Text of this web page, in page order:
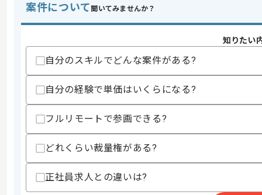
開発ツール
この案件のポイント
担当領域/システ
基幹業務システム
特徴 急募
スキル
求めるスキル
・HTML 、CSS 、 JavaScriptを用いた
・詳細設計からリリース、保守までを担
・セマンティックコーディングに則った
案件について 聞いてみませんか？
知りたい
自分のスキルでどんな案件がある?
自分の経験で単価はいくらになる?
フルリモートで参画できる?
どれくらい裁量権がある?
正社員求人との違いは?